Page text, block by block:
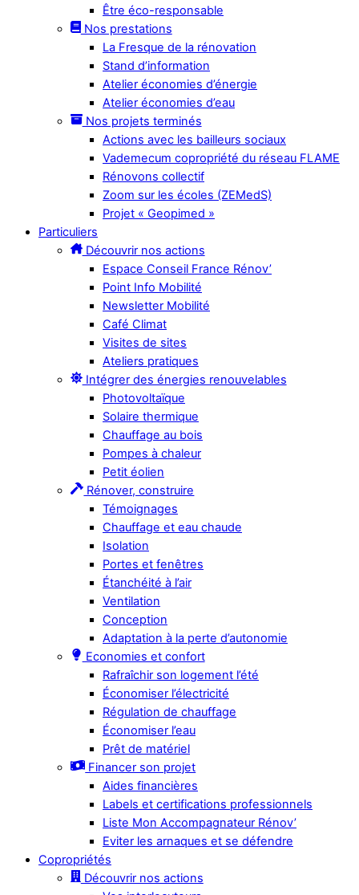
Être éco-responsable
Nos prestations
La Fresque de la rénovation
Stand d’information
Atelier économies d’énergie
Atelier économies d’eau
Nos projets terminés
Actions avec les bailleurs sociaux
Vademecum copropriété du réseau FLAME
Rénovons collectif
Zoom sur les écoles (ZEMedS)
Projet « Geopimed »
Particuliers
Découvrir nos actions
Espace Conseil France Rénov’
Point Info Mobilité
Newsletter Mobilité
Café Climat
Visites de sites
Ateliers pratiques
Intégrer des énergies renouvelables
Photovoltaïque
Solaire thermique
Chauffage au bois
Pompes à chaleur
Petit éolien
Rénover, construire
Témoignages
Chauffage et eau chaude
Isolation
Portes et fenêtres
Étanchéité à l’air
Ventilation
Conception
Adaptation à la perte d’autonomie
Economies et confort
Rafraîchir son logement l’été
Économiser l’électricité
Régulation de chauffage
Économiser l’eau
Prêt de matériel
Financer son projet
Aides financières
Labels et certifications professionnels
Liste Mon Accompagnateur Rénov’
Eviter les arnaques et se défendre
Copropriétés
Découvrir nos actions